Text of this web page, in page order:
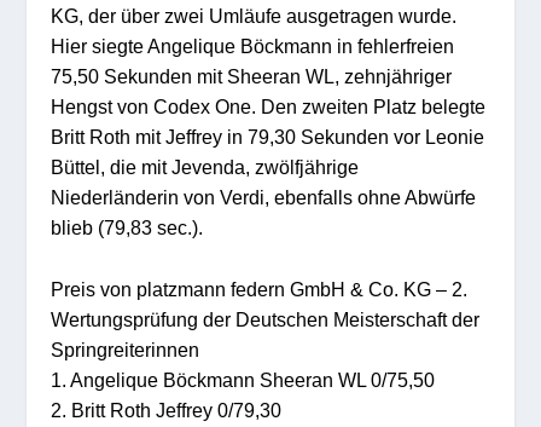
KG, der über zwei Umläufe ausgetragen wurde.
Hier siegte Angelique Böckmann in fehlerfreien
75,50 Sekunden mit Sheeran WL, zehnjähriger
Hengst von Codex One. Den zweiten Platz belegte
Britt Roth mit Jeffrey in 79,30 Sekunden vor Leonie
Büttel, die mit Jevenda, zwölfjährige
Niederländerin von Verdi, ebenfalls ohne Abwürfe
blieb (79,83 sec.).
Preis von platzmann federn GmbH & Co. KG – 2.
Wertungsprüfung der Deutschen Meisterschaft der
Springreiterinnen
1. Angelique Böckmann Sheeran WL 0/75,50
2. Britt Roth Jeffrey 0/79,30